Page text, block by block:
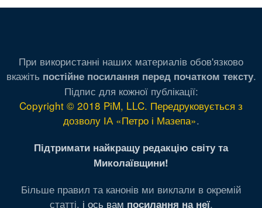
При використанні наших материалів обов'язково
вкажіть постійне посилання перед початком тексту.
Підпис для кожної публікації:
Copyright © 2018 PiM, LLC. Передруковується з
дозволу ІА «Петро і Мазепа».
Підтримати найкращу редакцію світу та
Миколаївщини!
Більше правил та канонів ми виклали в окремій
статті, і ось вам посилання на неї.